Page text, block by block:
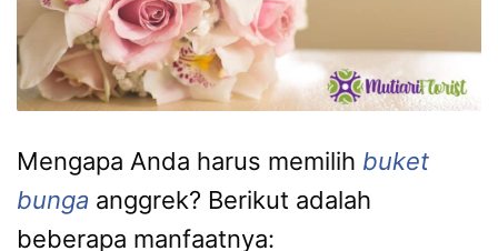
Mengapa Anda harus memilih buket
bunga anggrek? Berikut adalah
beberapa manfaatnya: